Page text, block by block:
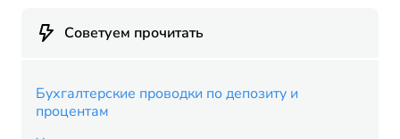
Советуем прочитать
Бухгалтерские проводки по депозиту и
процентам